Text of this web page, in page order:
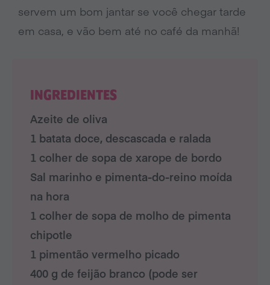
servem um bom jantar se você chegar tarde
em casa, e vão bem até no café da manhã!
INGREDIENTES
Azeite de oliva
1 batata doce, descascada e ralada
1 colher de sopa de xarope de bordo
Sal marinho e pimenta-do-reino moída
na hora
1 colher de sopa de molho de pimenta
chipotle
1 pimentão vermelho picado
400 g de feijão branco (pode ser